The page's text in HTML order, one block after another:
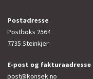
Postadresse
Postboks 2564
7735 Steinkjer
E-post og fakturaadresse
post@konsek.no